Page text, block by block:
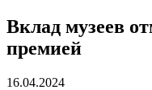
Вклад музеев
премией
16.04.2024